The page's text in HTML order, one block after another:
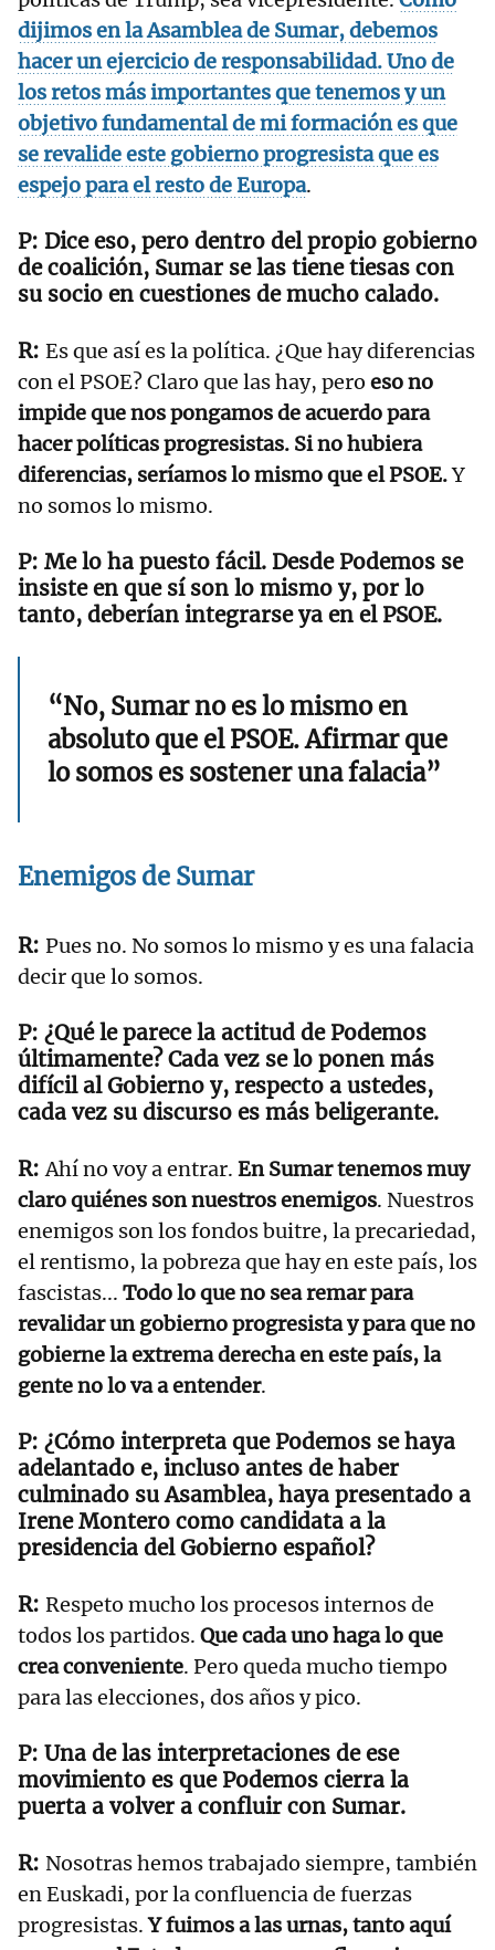
dijimos en la Asamblea de Sumar, debemos
hacer un ejercicio de responsabilidad. Uno de
los retos más importantes que tenemos y un
objetivo fundamental de mi formación es que
se revalide este gobierno progresista que es
espejo para el resto de Europa.
Dice eso, pero dentro del propio gobierno
de coalición, Sumar se las tiene tiesas con
su socio en cuestiones de mucho calado.
Es que así es la política. ¿Que hay diferencias
con el PSOE? Claro que las hay, pero eso no
impide que nos pongamos de acuerdo para
hacer políticas progresistas. Si no hubiera
diferencias, seríamos lo mismo que el PSOE.Y
no somos lo mismo.
Me lo ha puesto fácil. Desde Podemos se
insiste en que sí son lo mismo y, por lo
tanto, deberían integrarse ya en el PSOE.
“No, Sumar no es lo mismo en
absoluto que el PSOE. Afirmar que
lo somos es sostener una falacia”
Enemigos de Sumar
Pues no. No somos lo mismo y es una falacia
decir que lo somos.
¿Qué le parece la actitud de Podemos
últimamente? Cada vez se lo ponen más
difícil al Gobierno y, respecto a ustedes,
cada vez su discurso es más beligerante.
Ahí no voy a entrar. En Sumar tenemos muy
claro quiénes son nuestros enemigos. Nuestros
enemigos son los fondos buitre, la precariedad,
el rentismo, la pobreza que hay en este país, los
fascistas... Todo lo que no sea remar para
revalidar un gobierno progresista y para que no
gobierne la extrema derecha en este país, la
gente no lo va a entender.
¿Cómo interpreta que Podemos se haya
adelantado e, incluso antes de haber
culminado su Asamblea, haya presentado a
Irene Montero como candidata a la
presidencia del Gobierno español?
Respeto mucho los procesos internos de
todos los partidos. Que cada uno haga lo que
crea conveniente. Pero queda mucho tiempo
para las elecciones, dos años y pico.
Una de las interpretaciones de ese
movimiento es que Podemos cierra la
puerta a volver a confluir con Sumar.
Nosotras hemos trabajado siempre, también
en Euskadi, por la confluencia de fuerzas
progresistas.Y fuimos a las urnas, tanto aquí